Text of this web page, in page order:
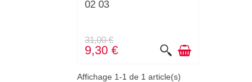
02 03
31,00 €
9,30 €
Affichage 1-1 de 1 article(s)